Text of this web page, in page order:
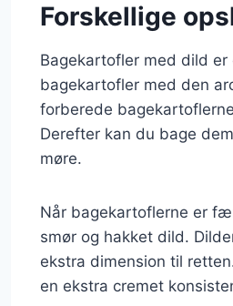
Forskellige
Bagekartofler med dild
bagekartofler med den
forberede
Derefter kan du bage
møre.
Når bagekartoflerne er
smør og hakket dild.
ekstra dimension til
en ekstra cremet